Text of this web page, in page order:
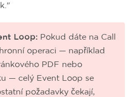
Loop: Pokud dáte na Call
operaci — například
PDF nebo
— celý Event Loop se
požadavky čekají,